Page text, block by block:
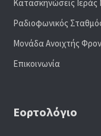
Κατασκηνώσεις
Ραδιoφωνικός
Μονάδα Ανοιχτής
Επικοινωνία
Εορτολόγιο